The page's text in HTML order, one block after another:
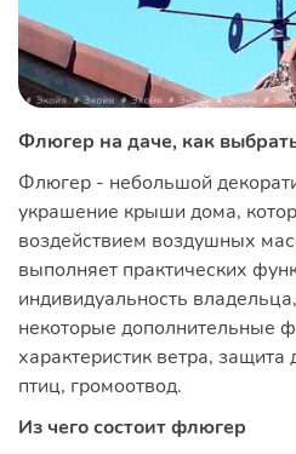
Флюгер на даче, как
Флюгер - небольшой
украшение крыши дома,
воздействием воздушных
выполняет практических
индивидуальность
некоторые дополнительные
характеристик ветра,
птиц, громоотвод.
Из чего состоит флюгер